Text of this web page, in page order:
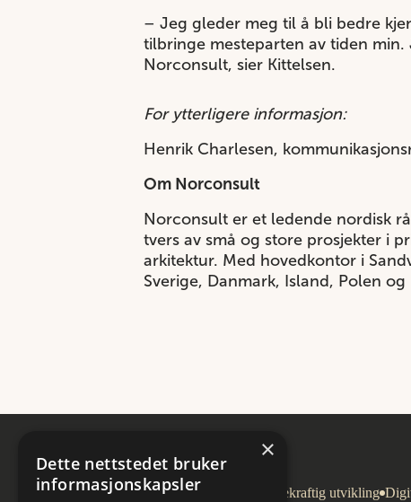
– Jeg gleder meg til å bli bedre
tilbringe mesteparten av tiden
Norconsult, sier Kittelsen.
For ytterligere informasjon:
Henrik Charlesen,
Om Norconsult
Norconsult er et ledende nordisk
tvers av små og store prosjekter i
arkitektur. Med hovedkontor i
Sverige, Danmark, Island, Polen
Arkitektur Bygg og eiendom Bærekraftig utvikling
×
Dette nettstedet bruker
informasjonskapsler